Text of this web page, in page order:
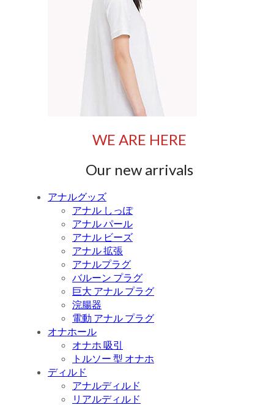
WE ARE HERE
Our new arrivals
アナルグッズ
アナル しっぽ
アナル パール
アナル ビーズ
アナル 拡張
アナルプラグ
バルーン プラグ
巨大 アナル プラグ
浣腸器
電動 アナル プラグ
オナホール
オナホ 吸引
トルソー 型 オナホ
ディルド
アナルディルド
リアルディルド